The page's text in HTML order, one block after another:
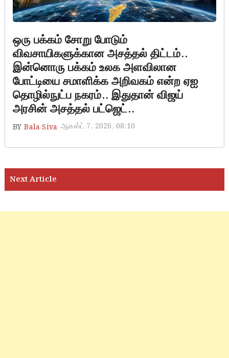
ஒரு பக்கம் சோறு போடும்
விவசாயிகளுக்கான அசத்தல் திட்டம்..
இன்னொரு பக்கம் உலக அளவிலான
போட்டியை சமாளிக்க அறிவகம் என்ற ஏஐ
தொழில்நுட்ப நகரம்.. இதுதான் விஜய்
அரசின் அசத்தல் பட்ஜெட்..
BY Bala Siva ஆகஸ்ட் 7, 2026, 08:10